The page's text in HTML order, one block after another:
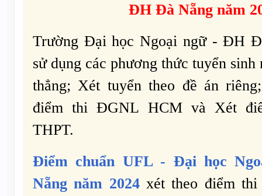
ĐH Đà Nẵng năm
Trường Đại học Ngoại ngữ - ĐH
sử dụng các phương thức tuyển sinh
thẳng; Xét tuyển theo đề án
điểm thi ĐGNL HCM và Xét
THPT.
Điểm chuẩn UFL - Đại học
Nẵng năm 2024 xét theo điểm